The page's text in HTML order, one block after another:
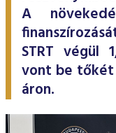
ESG
A
STRT végül
vont be
áron.